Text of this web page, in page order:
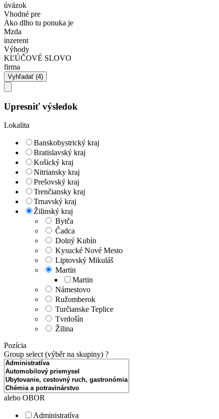
úväzok
Vhodné pre
Ako dlho tu ponuka je
Mzda
inzerent
Výhody
KĽÚČOVÉ SLOVO
firma
Upresniť výsledok
Lokalita
Banskobystrický kraj
Bratislavský kraj
Košický kraj
Nitriansky kraj
Prešovský kraj
Trenčiansky kraj
Trnavský kraj
Žilinský kraj
Bytča
Čadca
Dolný Kubín
Kysucké Nové Mesto
Liptovský Mikuláš
Martin
Martin
Námestovo
Ružomberok
Turčianske Teplice
Tvrdošín
Žilina
Pozícia
Group select (výběr na skupiny) ?
alebo OBOR
Administratíva